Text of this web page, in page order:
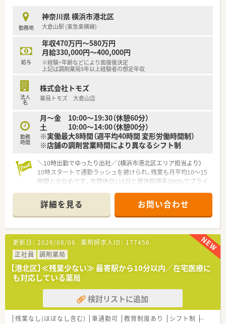
■全体の約5割の店舗で在宅業務を応需しており、往診同行を含
めた専門性の高い在宅医療の経験を積むことが可能です。
■処方箋枚数に対して余裕のある薬剤師配置を行っているため、
一人ひとりの患者様と丁寧に向き合うことができます。
勤務地
神奈川県 横浜市港北区
大倉山駅 (東急東横線)
給与
年収470万円～580万円
月給330,000円～400,000円
※経験・年齢などにより面接後決定
上記は調剤薬局5年以上経験者の想定年収
法人
名
株式会社トモズ
薬局トモズ 大倉山店
勤務
時間
月～金 10:00～19:30（休憩60分）
土 10:00～14:00（休憩00分）
※実働最大8時間（週平均40時間 変形労働時間制）
※店舗の調剤営業時間により異なるシフト制
＼10時出勤でゆったり出社／（横浜市港北区エリア担当より）
10時スタートで通勤ラッシュを避けられ、残業も月平均10〜15
時間と少なめです。年間休日116日と育休取得率100%でプライ
【店舗情報と応需状況について】
■東急東横線の大倉山駅から近く、朝10時からの開局となって
いるため通勤ラッシュを避けてゆったりと出勤できます。
■特定の医療機関に依存しない面対応の薬局であり、消化器科や
整形外科や婦人科など幅広い科目の処方箋を応需します。
■1日あたりの処方箋枚数は約30枚と落ち着いており、1200品
目の医薬品を取り揃えて一人ひとりに丁寧に対応します。
【募集背景と求める人物像について】
■店舗数の増加や将来のかかりつけ薬局としての機能強化を見
据え、管理薬剤師候補の層を厚くするための増員募集です。
■調剤薬局での経験が5年以上ある方をメインに募集しておりま
すが、30代前半までの若手であれば未経験でも相談可能です。
詳細を見る お問い合わせ
更新日： 2026/08/06 薬剤師求人ID： 177456
正社員
調剤薬局
【港北区】≪残業少ない≫ 最寄駅から10分以内／在宅医療に
も対応している薬局
検討リストに追加
残業なし(ほぼなし含む) 車通勤可 教育制度あり シフト制 大手チ